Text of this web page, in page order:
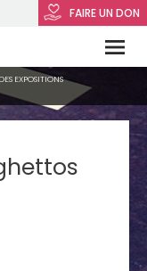
FAIRE UN DON
EXPOSITIONS